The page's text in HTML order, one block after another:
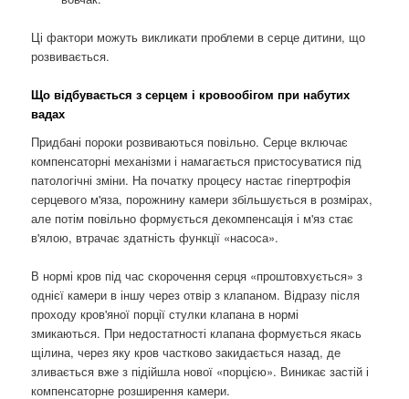
Ці фактори можуть викликати проблеми в серце дитини, що
розвивається.
Що відбувається з серцем і кровообігом при набутих
вадах
Придбані пороки розвиваються повільно. Серце включає
компенсаторні механізми і намагається пристосуватися під
патологічні зміни. На початку процесу настає гіпертрофія
серцевого м'яза, порожнину камери збільшується в розмірах,
але потім повільно формується декомпенсація і м'яз стає
в'ялою, втрачає здатність функції «насоса».
В нормі кров під час скорочення серця «проштовхується» з
однієї камери в іншу через отвір з клапаном. Відразу після
проходу кров'яної порції стулки клапана в нормі
змикаються. При недостатності клапана формується якась
щілина, через яку кров частково закидається назад, де
зливається вже з підійшла нової «порцією». Виникає застій і
компенсаторне розширення камери.